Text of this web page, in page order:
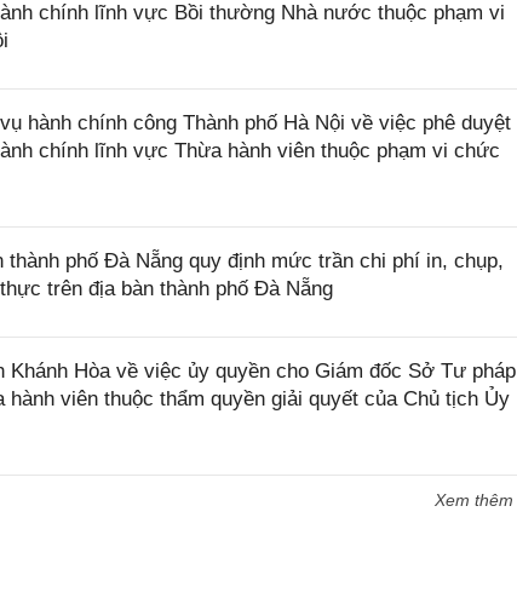
chính lĩnh vực Bồi thường Nhà nước thuộc phạm vi
hành chính công Thành phố Hà Nội về việc phê duyệt
chính lĩnh vực Thừa hành viên thuộc phạm vi chức
phố Đà Nẵng quy định mức trần chi phí in, chụp,
trên địa bàn thành phố Đà Nẵng
Hòa về việc ủy quyền cho Giám đốc Sở Tư pháp
viên thuộc thẩm quyền giải quyết của Chủ tịch Ủy
Xem thêm